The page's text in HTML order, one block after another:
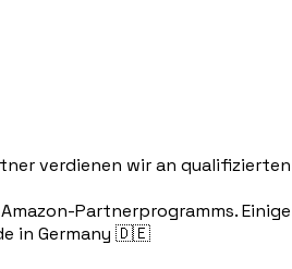
verdienen wir an
Partnerprogramms.
in Germany 🇩🇪